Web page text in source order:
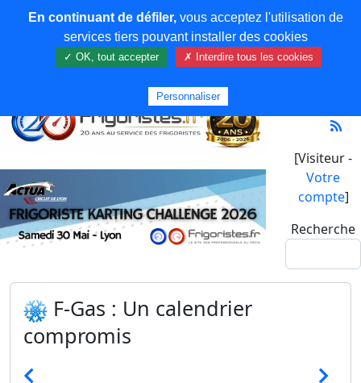
[Visiteur -
Votre
compte]
Recherche
F-Gas : Un calendrier
compromis
En continuant de défiler,vous acceptez l'utilisation de
services tiers pouvant installer des cookies
✓ OK, tout accepter ✗ Interdire tous les cookies
Personnaliser